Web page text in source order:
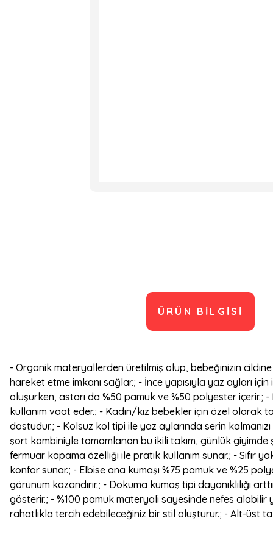
ÜRÜN BILGISI
- Organik materyallerden üretilmiş olup, bebeğinizin
hareket etme imkanı sağlar.; - İnce yapısıyla yaz ayları
oluşurken, astarı da %50 pamuk ve %50 polyester içerir.; -
kullanım vaat eder.; - Kadın/kız bebekler için özel olarak
dostudur.; - Kolsuz kol tipi ile yaz aylarında serin
şort kombiniyle tamamlanan bu ikili takım, günlük giyimde
fermuar kapama özelliği ile pratik kullanım sunar.; - Sıfır
konfor sunar.; - Elbise ana kumaşı %75 pamuk ve %25
görünüm kazandırır.; - Dokuma kumaş tipi dayanıklılığı
gösterir.; - %100 pamuk materyali sayesinde nefes
rahatlıkla tercih edebileceğiniz bir stil oluşturur.; - Alt-üst